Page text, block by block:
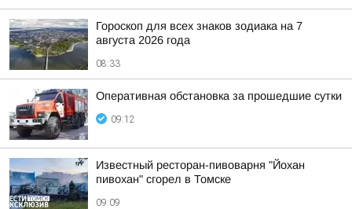
Гороскоп для всех знаков зодиака на 7
августа 2026 года
08:33
Оперативная обстановка за прошедшие сутки
09:12
Известный ресторан-пивоварня "Йохан
пивохан" сгорел в Томске
09:09